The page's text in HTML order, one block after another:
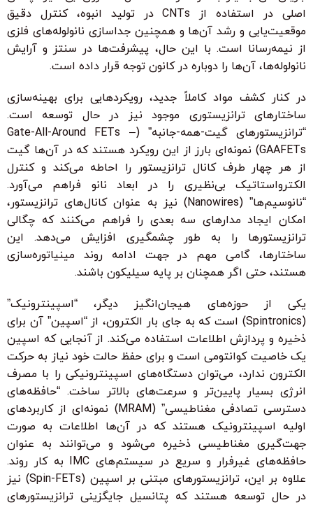
اصلی در استفاده از CNTs در تولید انبوه، کنترل دقیق
موقعیت‌یابی و رشد آن‌ها و همچنین جداسازی نانولوله‌های فلزی
از نیمه‌رسانا است. با این حال، پیشرفت‌ها در سنتز و آرایش
نانولوله‌ها، آن‌ها را دوباره در کانون توجه قرار داده است.
در کنار کشف مواد کاملاً جدید، رویکردهایی برای بهینه‌سازی
ساختارهای ترانزیستوری موجود نیز در حال توسعه است.
“ترانزیستورهای گیت-همه-جانبه” (Gate-All-Around FETs –
GAAFETs) نمونه‌ای بارز از این رویکرد هستند که در آن‌ها گیت
از هر چهار طرف کانال ترانزیستور را احاطه می‌کند و کنترل
الکترواستاتیک بی‌نظیری را در ابعاد نانو فراهم می‌آورد.
“نانوسیم‌ها” (Nanowires) نیز به عنوان کانال‌های ترانزیستور،
امکان ایجاد مدارهای سه بعدی را فراهم می‌کنند که چگالی
ترانزیستورها را به طور چشمگیری افزایش می‌دهد. این
ساختارها، گامی مهم در جهت ادامه روند مینیاتوره‌سازی
هستند، حتی اگر همچنان بر پایه سیلیکون باشند.
یکی از حوزه‌های هیجان‌انگیز دیگر، “اسپینترونیک”
(Spintronics) است که به جای بار الکترون، از “اسپین” آن برای
ذخیره و پردازش اطلاعات استفاده می‌کند. از آنجایی که اسپین
یک خاصیت کوانتومی است و برای حفظ حالت خود نیاز به حرکت
الکترون ندارد، می‌توان دستگاه‌های اسپینترونیکی را با مصرف
انرژی بسیار پایین‌تر و سرعت‌های بالاتر ساخت. “حافظه‌های
دسترسی تصادفی مغناطیسی” (MRAM) نمونه‌ای از کاربردهای
اولیه اسپینترونیک هستند که در آن‌ها اطلاعات به صورت
جهت‌گیری مغناطیسی ذخیره می‌شود و می‌توانند به عنوان
حافظه‌های غیرفرار و سریع در سیستم‌های IMC به کار روند.
علاوه بر این، ترانزیستورهای مبتنی بر اسپین (Spin-FETs) نیز
در حال توسعه هستند که پتانسیل جایگزینی ترانزیستورهای